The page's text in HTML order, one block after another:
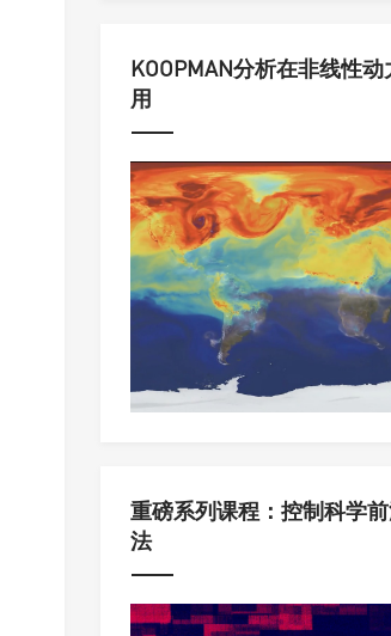
KOOPMAN分析在非线性
用
重磅系列课程：控制科学
法